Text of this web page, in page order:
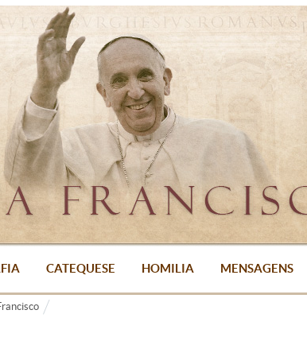
CATEQUESE HOMILIA MENSAGENS